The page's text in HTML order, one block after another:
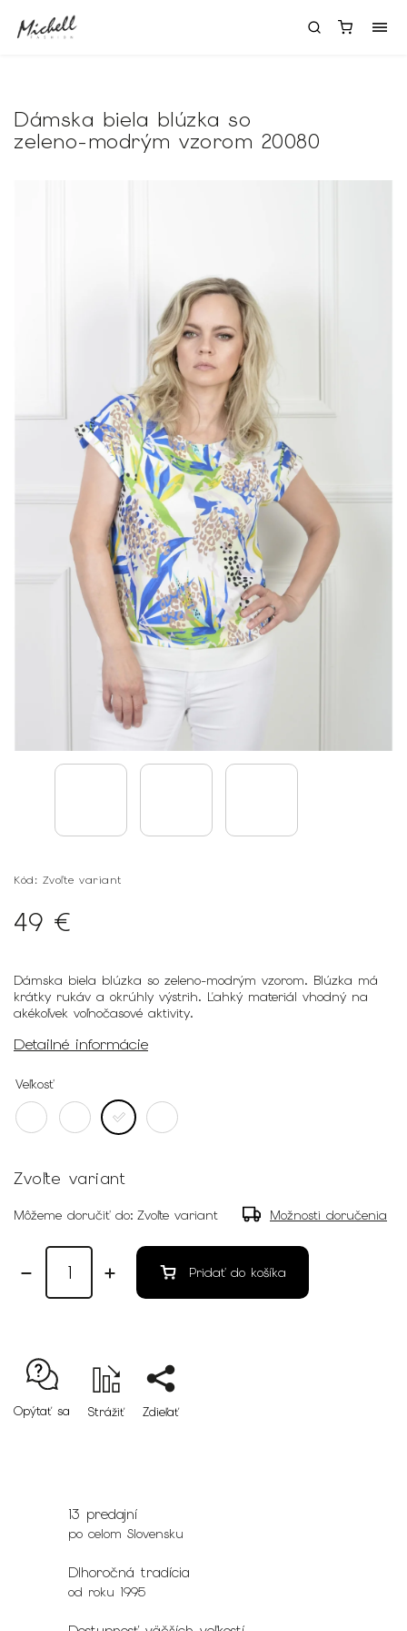
Dámska biela blúzka so
zeleno-modrým vzorom 20080
Kód: Zvoľte variant
49 €
Dámska biela blúzka so zeleno-modrým vzorom. Blúzka má
krátky rukáv a okrúhly výstrih. Ľahký materiál vhodný na
akékoľvek voľnočasové aktivity.
Detailné informácie
Veľkosť
Zvoľte variant
Môžeme doručiť do: Zvoľte variant Možnosti doručenia
Pridať do košíka
Opýtať sa Strážiť Zdieľať
13 predajní
po celom Slovensku
Dlhoročná tradícia
od roku 1995